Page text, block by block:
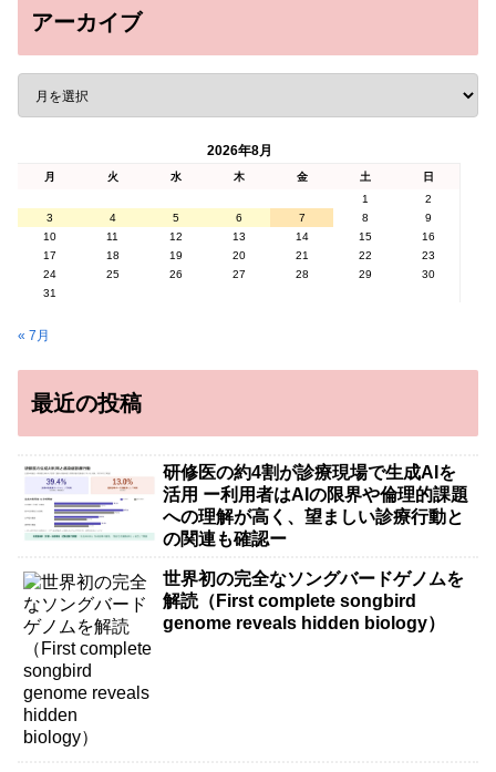
アーカイブ
2026年8月
月 火 水 木 金 土
日
1
2
3
4 5 6 7 8
9
10
11 12 13 14 15
16
17
18 19 20 21 22
23
24
25 26 27 28 29
30
31
« 7月
最近の投稿
研修医の約4割が診療現場で生成AIを
活用 ー利用者はAIの限界や倫理的課題
への理解が高く、望ましい診療行動と
の関連も確認ー
世界初の完全なソングバードゲノムを
解読（First complete songbird
genome reveals hidden biology）